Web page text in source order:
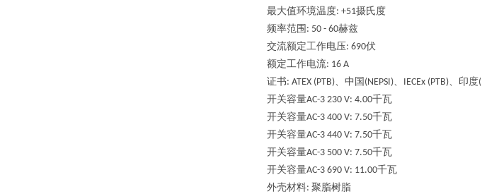
最大值环境温度: +51摄氏度
频率范围 : 50 - 60赫兹
交流额定工作电压: 690伏
额定工作电流: 16 A
证书: ATEX (PTB)、中国 (NEPSI)、 IECEx (PTB)、印度(
开关容量AC-3 230 V: 4.00千瓦
开关容量AC-3 400 V: 7.50千瓦
开关容量AC-3 440 V: 7.50千瓦
开关容量AC-3 500 V: 7.50千瓦
开关容量AC-3 690 V: 11.00千瓦
外壳材料: 聚脂树脂